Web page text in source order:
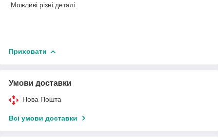
Можливі різні деталі.
Приховати
Умови доставки
Нова Пошта
Всі умови доставки